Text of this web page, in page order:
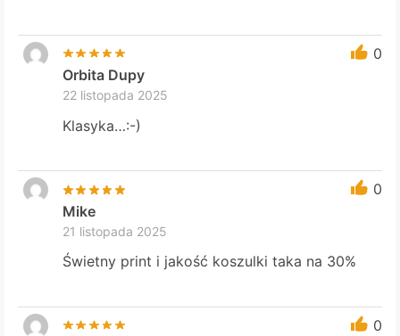
0
Orbita Dupy
22 listopada 2025
Klasyka…:-)
0
Mike
21 listopada 2025
Świetny print i jakość koszulki taka na 30%
0